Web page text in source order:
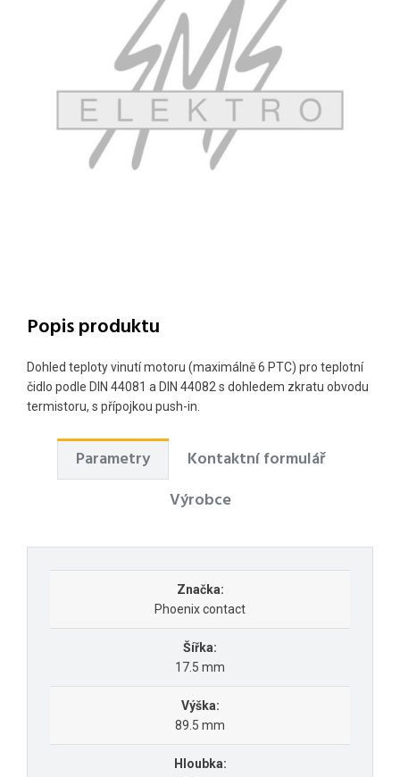
Popis produktu
Dohled teploty vinutí motoru (maximálně 6 PTC) pro teplotní
čidlo podle DIN 44081 a DIN 44082 s dohledem zkratu obvodu
termistoru, s přípojkou push-in.
Parametry
Kontaktní formulář
Výrobce
Značka:
Phoenix contact
Šířka:
17.5 mm
Výška:
89.5 mm
Hloubka: